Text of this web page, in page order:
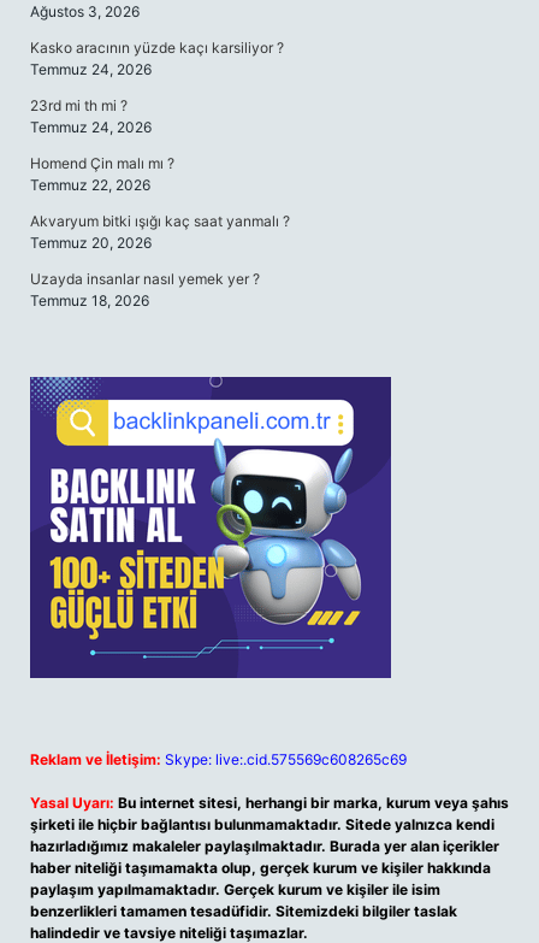
Ağustos 3, 2026
Kasko aracının yüzde kaçı karsiliyor ?
Temmuz 24, 2026
23rd mi th mi ?
Temmuz 24, 2026
Homend Çin malı mı ?
Temmuz 22, 2026
Akvaryum bitki ışığı kaç saat yanmalı ?
Temmuz 20, 2026
Uzayda insanlar nasıl yemek yer ?
Temmuz 18, 2026
Reklam ve İletişim: Skype: live:.cid.575569c608265c69
Yasal Uyarı: Bu internet sitesi, herhangi bir marka, kurum veya şahıs
şirketi ile hiçbir bağlantısı bulunmamaktadır. Sitede yalnızca kendi
hazırladığımız makaleler paylaşılmaktadır. Burada yer alan içerikler
haber niteliği taşımamakta olup, gerçek kurum ve kişiler hakkında
paylaşım yapılmamaktadır. Gerçek kurum ve kişiler ile isim
benzerlikleri tamamen tesadüfidir. Sitemizdeki bilgiler taslak
halindedir ve tavsiye niteliği taşımazlar.